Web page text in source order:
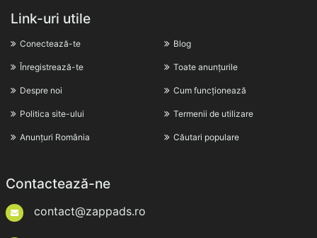
Link-uri utile
Conectează-te
Înregistrează-te
Despre noi
Politica site-ului
Anunțuri România
Blog
Toate anunțurile
Cum funcționează
Termenii de utilizare
Căutari populare
Contactează-ne
contact@zappads.ro